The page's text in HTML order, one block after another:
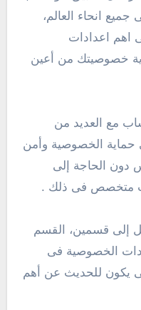
جميع انحاء العالم،
اهم اعدادات
خصوصيتك من أعين
مع العديد من
حماية الخصوصية وأمن
دون الحاجة إلى
متخصص فى ذلك .
إلى قسمين، القسم
الخصوصية فى
يكون للحديث عن أهم